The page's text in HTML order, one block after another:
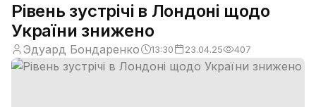
Рівень зустрічі в Лондоні щодо
України знижено
Эдуард Бондаренко 13:30 23.04.25 407